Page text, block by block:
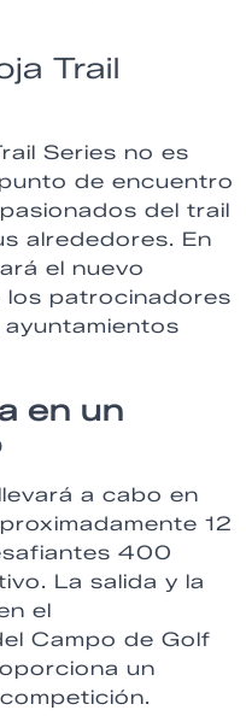
Trail
Series no es
de encuentro
del trail
alrededores. En
el nuevo
los patrocinadores
en un
a cabo en
12
400
La salida y la
el
Campo de Golf
un